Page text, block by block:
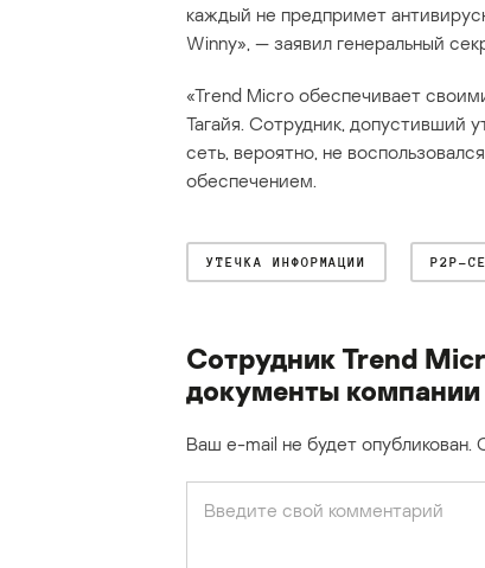
каждый не предпримет
Winny», — заявил генеральный
«Trend Micro обеспечивает
Тагайя. Сотрудник, допустивший
сеть, вероятно, не
обеспечением.
УТЕЧКА ИНФОРМАЦИИ P2P-
Сотрудник Trend
документы компании
Ваш e-mail не будет опубликован.